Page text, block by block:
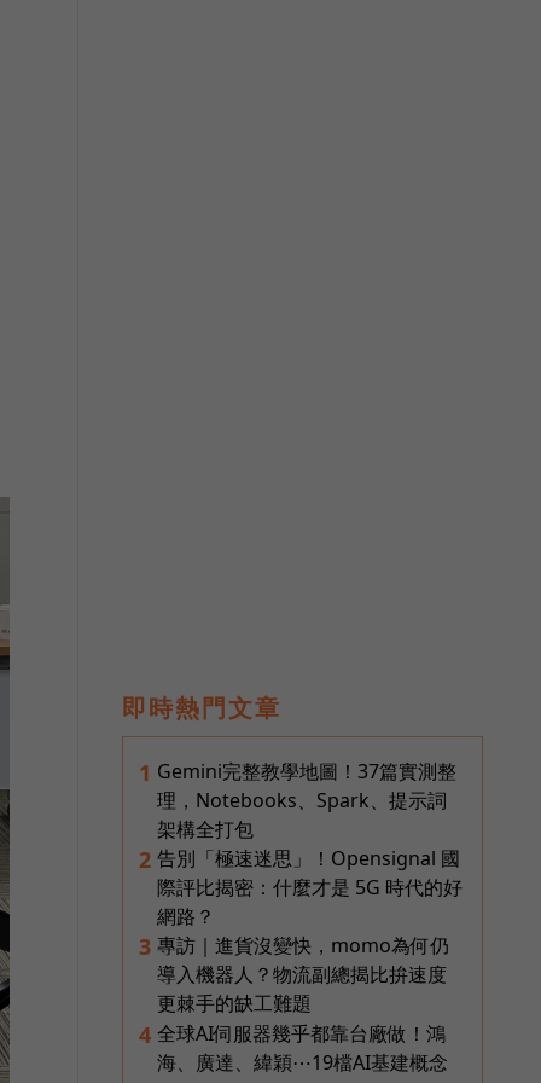
即時熱門文章
1 Gemini完整教學地圖！37篇實測整
理，Notebooks、Spark、提示詞
架構全打包
2 告別「極速迷思」！Opensignal 國
際評比揭密：什麼才是 5G 時代的好
網路？
3 專訪｜進貨沒變快，momo為何仍
導入機器人？物流副總揭比拚速度
更棘手的缺工難題
4 全球AI伺服器幾乎都靠台廠做！鴻
海、廣達、緯穎⋯19檔AI基建概念